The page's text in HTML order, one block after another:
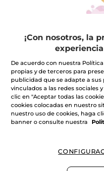
-45%
Formato Viaje
¡Con nosotros, la
De acuerdo con nuestra
propias y de terceros para
publicidad que se adapte a
vinculados a las redes sociales
clic en "Aceptar todas las
cookies colocadas en nuestro
nuestro uso de cookies, haga
banner o consulte nuestra